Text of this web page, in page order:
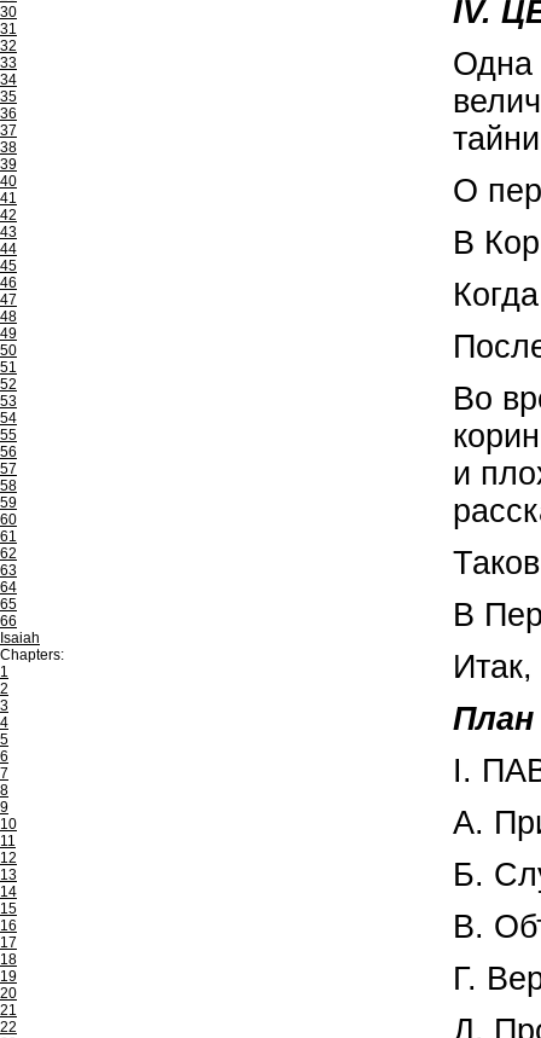
30
31
32
33
34
35
36
37
38
39
40
41
42
43
44
45
46
47
48
49
50
51
52
53
54
55
56
57
58
59
60
61
62
63
64
65
66
Isaiah
Chapters:
1
2
3
4
5
6
7
8
9
10
11
12
13
14
15
16
17
18
19
20
21
22
IV.
Одна
О
В
Во
и
В
План
I.
А.
Б.
В.
Г.